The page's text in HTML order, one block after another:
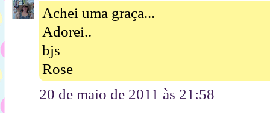
Achei uma graça...
Adorei..
bjs
Rose
20 de maio de 2011 às 21:58